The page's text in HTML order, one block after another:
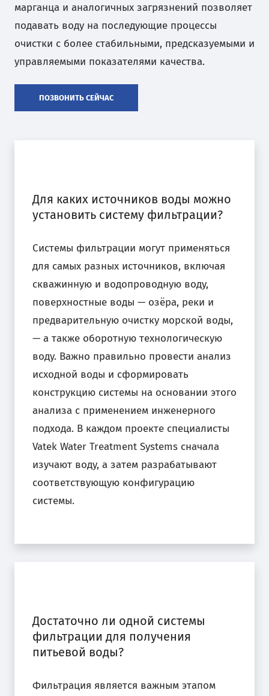
марганца и аналогичных загрязнений позволяет
подавать воду на последующие процессы
очистки с более стабильными, предсказуемыми и
управляемыми показателями качества.
ПОЗВОНИТЬ СЕЙЧАС
Для каких источников воды можно
установить систему фильтрации?
Системы фильтрации могут применяться
для самых разных источников, включая
скважинную и водопроводную воду,
поверхностные воды — озёра, реки и
предварительную очистку морской воды,
— а также оборотную технологическую
воду. Важно правильно провести анализ
исходной воды и сформировать
конструкцию системы на основании этого
анализа с применением инженерного
подхода. В каждом проекте специалисты
Vatek Water Treatment Systems сначала
изучают воду, а затем разрабатывают
соответствующую конфигурацию
системы.
Достаточно ли одной системы
фильтрации для получения
питьевой воды?
Фильтрация является важным этапом